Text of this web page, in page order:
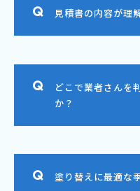
見積書の内容が理
どこで業者さんを
か？
塗り替えに最適な